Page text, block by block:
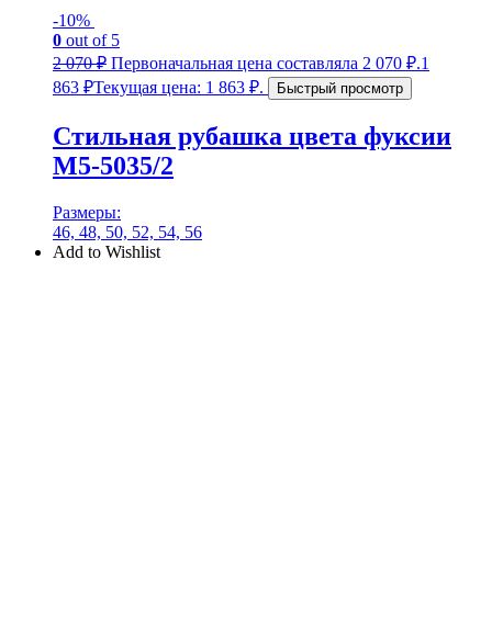
-10%
0 out of 5
2 070₽ Первоначальная цена составляла 2 070 ₽.1
863 ₽Текущая цена: 1 863 ₽. Быстрый просмотр
Стильная рубашка цвета фуксии
М5-5035/2
Размеры:
46, 48, 50, 52, 54, 56
Add to Wishlist